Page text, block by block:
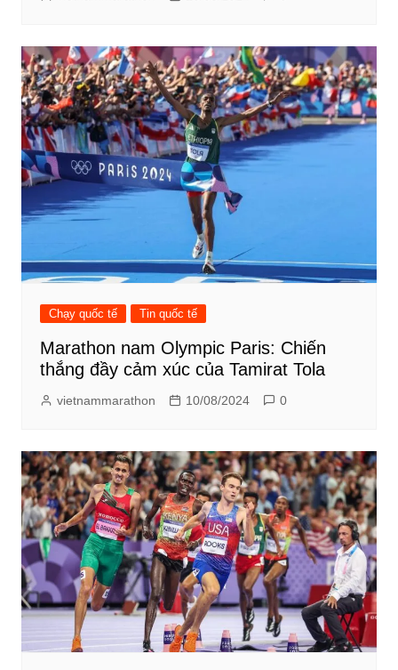
Chạy quốc tế Tin quốc tế
Marathon nam Olympic Paris: Chiến
thắng đầy cảm xúc của Tamirat Tola
vietnammarathon 10/08/2024 0